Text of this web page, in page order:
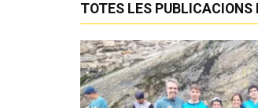
TOTES LES PUBLICACIONS